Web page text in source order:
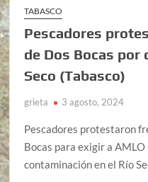
TABASCO
Pescadores
de Dos Bocas por
Seco (Tabasco)
grieta 3 agosto, 2024
Pescadores protestaron
Bocas para exigir a AMLO
contaminación en el Río